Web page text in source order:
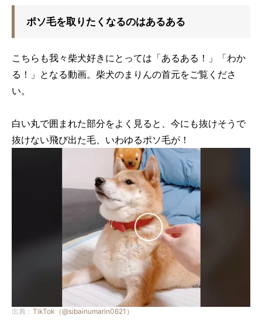
ポソ毛を取りたくなるのはあるある
こちらも我々柴犬好きにとっては「あるある！」「わか
る！」となる動画。柴犬のまりんの首元をご覧くださ
い。
白い丸で囲まれた部分をよく見ると、今にも抜けそうで
抜けない飛び出た毛、いわゆるポソ毛が！
出典： TikTok（@sibainumarin0621）